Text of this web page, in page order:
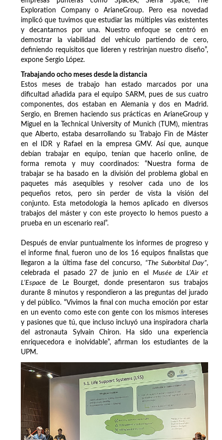
Exploration Company o ArianeGroup. Pero esa novedad
implicó que tuvimos que estudiar las múltiples vías existentes
y decantarnos por una. Nuestro enfoque se centró en
demostrar la viabilidad del vehículo partiendo de cero,
definiendo requisitos que lideren y restrinjan nuestro diseño”,
expone Sergio López.
rabajando ocho meses desde la distancia
Estos meses de trabajo han estado marcados por una
dificultad añadida para el equipo SARM, pues de sus cuatro
componentes, dos estaban en Alemania y dos en Madrid.
Sergio, en Bremen haciendo sus prácticas en ArianeGroup y
Miguel en la Technical University of Munich (TUM), mientras
que Alberto, estaba desarrollando su Trabajo Fin de Máster
en el IDR y Rafael en la empresa GMV. Así que, aunque
debían trabajar en equipo, tenían que hacerlo online, de
forma remota y muy coordinados: “Nuestra forma de
trabajar se ha basado en la división del problema global en
paquetes más asequibles y resolver cada uno de los
pequeños retos, pero sin perder de vista la visión del
conjunto. Esta metodología la hemos aplicado en diversos
trabajos del máster y con este proyecto lo hemos puesto a
prueba en un escenario real”.
Después de enviar puntualmente los informes de progreso y
el informe final, fueron uno de los 16 equipos finalistas que
llegaron a la última fase del concurso, “The Suborbital Day”,
celebrada el pasado 27 de junio en el Musée de L’Air et
L’Espace de Le Bourget, donde presentaron sus trabajos
durante 8 minutos y respondieron a las preguntas del jurado
y del público. “Vivimos la final con mucha emoción por estar
en un evento como este con gente con los mismos intereses
y pasiones que tú, que incluso incluyó una inspiradora charla
del astronauta Sylvain Chiron. Ha sido una experiencia
enriquecedora e inolvidable”, afirman los estudiantes de la
UPM.